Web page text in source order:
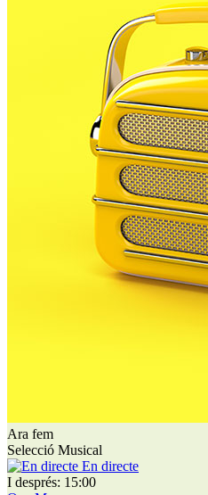
Ara fem
Selecció Musical
En directe
I després: 15:00